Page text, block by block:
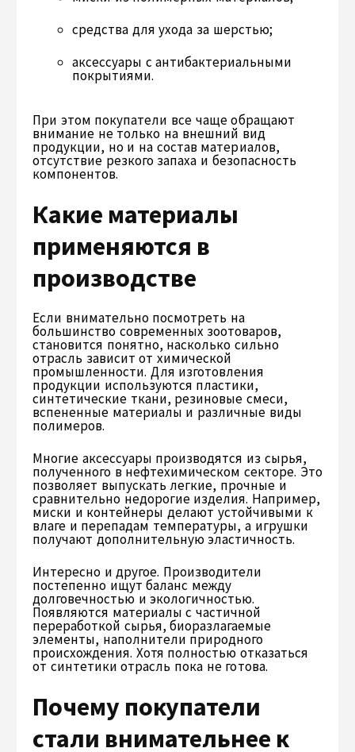
средства для ухода за шерстью;
аксессуары с антибактериальными
покрытиями.
При этом покупатели все чаще обращают
внимание не только на внешний вид
продукции, но и на состав материалов,
отсутствие резкого запаха и безопасность
компонентов.
Какие материалы
применяются в
производстве
Если внимательно посмотреть на
большинство современных зоотоваров,
становится понятно, насколько сильно
отрасль зависит от химической
промышленности. Для изготовления
продукции используются пластики,
синтетические ткани, резиновые смеси,
вспененные материалы и различные виды
полимеров.
Многие аксессуары производятся из сырья,
полученного в нефтехимическом секторе. Это
позволяет выпускать легкие, прочные и
сравнительно недорогие изделия. Например,
миски и контейнеры делают устойчивыми к
влаге и перепадам температуры, а игрушки
получают дополнительную эластичность.
Интересно и другое. Производители
постепенно ищут баланс между
долговечностью и экологичностью.
Появляются материалы с частичной
переработкой сырья, биоразлагаемые
элементы, наполнители природного
происхождения. Хотя полностью отказаться
от синтетики отрасль пока не готова.
Почему покупатели
стали внимательнее к